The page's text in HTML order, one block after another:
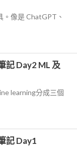
像是 ChatGPT、
記 Day2 ML 及
learning分成三個
記 Day1